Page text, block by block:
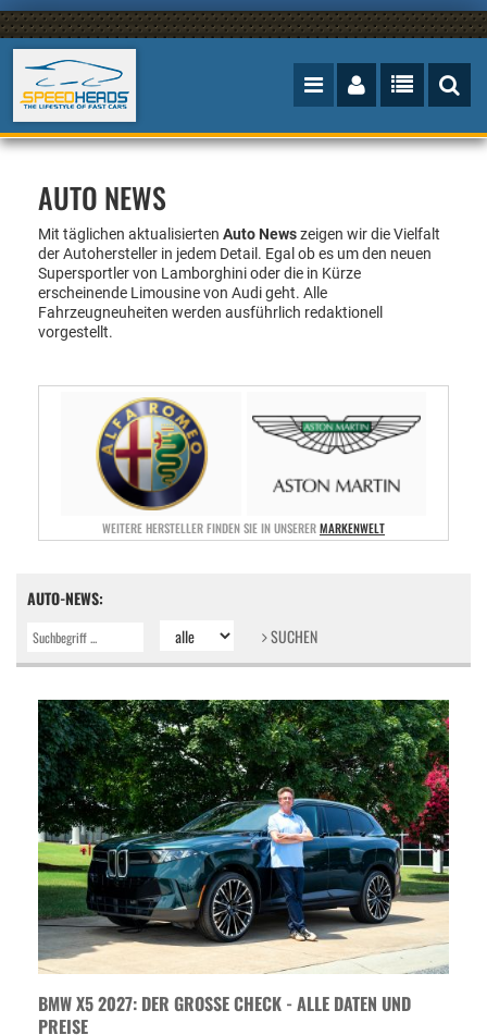
AUTO NEWS
Mit täglichen aktualisierten Auto Newszeigen wir die Vielfalt
der Autohersteller in jedem Detail. Egal ob es um den neuen
Supersportler von Lamborghini oder die in Kürze
erscheinende Limousine von Audi geht. Alle
Fahrzeugneuheiten werden ausführlich redaktionell
vorgestellt.
WEITERE HERSTELLER FINDEN SIE IN UNSERERMARKENWELT
AUTO-NEWS:
SUCHEN
BMW X5 2027: DER GROSSE CHECK - ALLE DATEN UND P
REISE